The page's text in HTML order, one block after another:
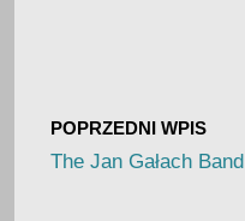
POPRZEDNI WPIS
The Jan Gałach